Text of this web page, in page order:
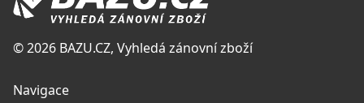
© 2026 BAZU.CZ, Vyhledá zánovní zboží
Navigace